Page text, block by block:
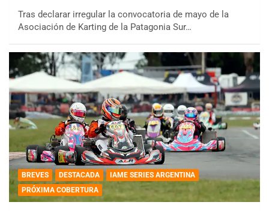
Tras declarar irregular la convocatoria de mayo de la
Asociación de Karting de la Patagonia Sur…
BREVES DESTACADA
IAME SERIES ARGENTINA
PRÓXIMA COBERTURA